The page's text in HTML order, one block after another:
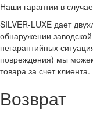
Наши гарантии в
SILVER-LUXE дает
обнаружении
негарантийных
повреждения) мы
товара за счет клиента.
Возврат